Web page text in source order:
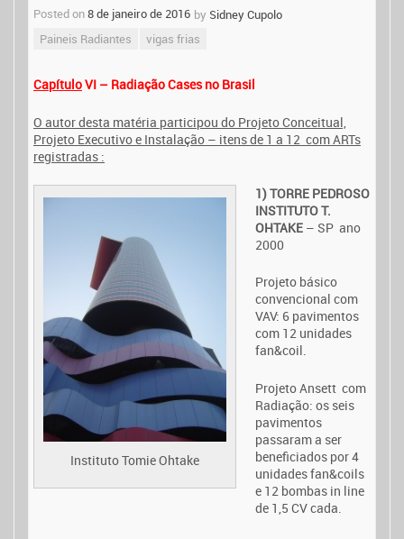
Posted on8 de janeiro de 2016 by Sidney Cupolo
Paineis Radiantes
vigas frias
CapítuloVI – Radiação Cases no Brasil
O autor desta matéria participou do Projeto Conceitual,
Projeto Executivo e Instalação – itens de 1 a 12 com ARTs
registradas :
Instituto Tomie Ohtake
1) TORRE PEDROSO
INSTITUTO T.
OHTAKE – SP ano
2000
Projeto básico
convencional com
VAV: 6 pavimentos
com 12 unidades
fan&coil.
Projeto Ansett com
Radiação: os seis
pavimentos
passaram a ser
beneficiados por 4
unidades fan&coils
e 12 bombas in line
de 1,5 CV cada.